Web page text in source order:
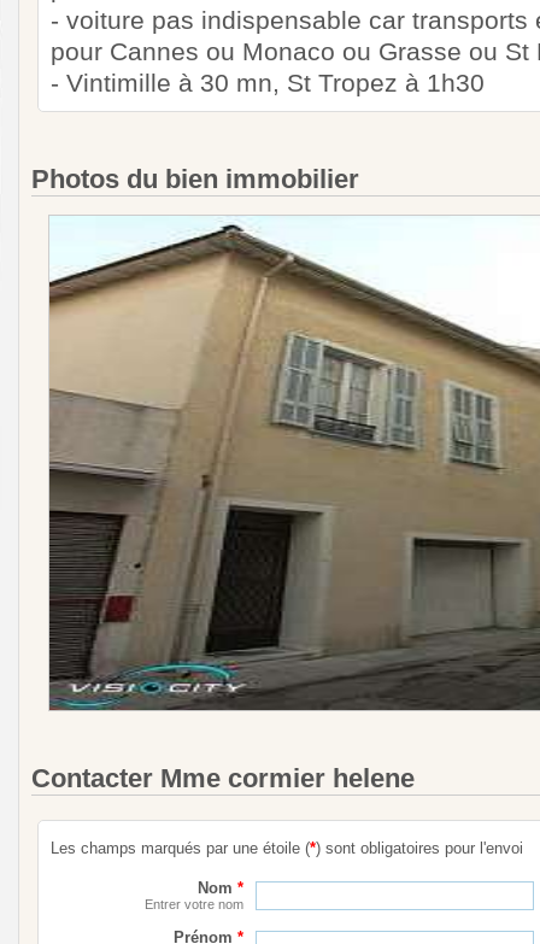
- voiture pas indispensable car transports
pour Cannes ou Monaco ou Grasse ou
- Vintimille à 30 mn, St Tropez à 1h30
Photos du bien immobilier
Contacter Mme cormier helene
Les champs marqués par une étoile (*) sont obligatoires pour l'envoi
Nom *
Entrer votre nom
Prénom *